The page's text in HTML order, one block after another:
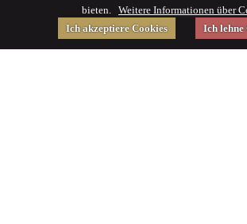
bieten. Weitere Informationen über
Ich akzeptiere Cookies
Ich lehne